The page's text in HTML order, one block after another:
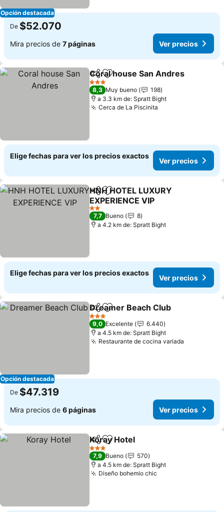
Opción destacada
De $52.070
Mira precios de 7 páginas Ver precios
CompartirAgregar a favoritos
Coral house San Andres
3 Estrellas
8,3 Muy bueno
198
a 3.3 km de: Spratt Bight
Cerca de La Piscinita
Elige fechas para ver los precios exactos
Ver precios
CompartirAgregar a favoritos
HNH HOTEL LUXURY
EXPERIENCE VIP
Ver precios
2 Estrellas
7,7 Bueno
8
a 4.2 km de: Spratt Bight
Elige fechas para ver los precios exactos
Ver precios
Opción destacada
CompartirAgregar a favoritos
Dreamer Beach Club
3 Estrellas
9,0 Excelente
6.440
a 4.5 km de: Spratt Bight
Restaurante de cocina variada
De $47.319
Mira precios de 6 páginas Ver precios
CompartirAgregar a favoritos
Koray Hotel
3 Estrellas
7,9 Bueno
570
a 4.5 km de: Spratt Bight
Diseño bohemio chic